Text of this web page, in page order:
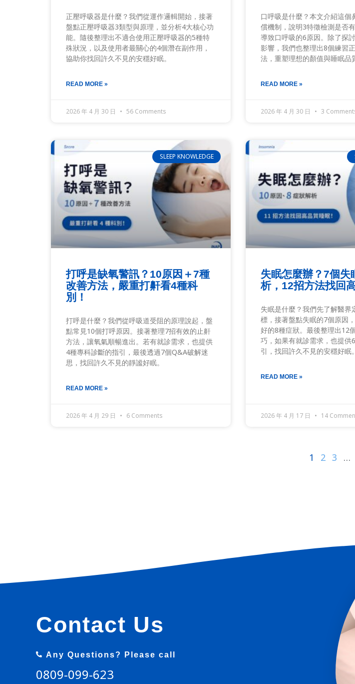
正壓呼吸器是什麼？我們從運作邏輯開始，接著
盤點正壓呼吸器3類型與原理，並分析4大核心功
能。隨後整理出不適合使用正壓呼吸器的5種特
殊狀況，以及使用者最關心的4個潛在副作用，
協助你找回許久不見的安穩好眠。
READ MORE »
2026 年 4 月 30 日 56 Comments
口呼吸是什麼？本文介紹這個
償機制，說明3特徵檢測是否
導致口呼吸的6原因。除了探
影響，我們也整理出8個練習
法，重塑理想的顏值與睡眠品
READ MORE »
2026 年 4 月 30 日 3
SLEEP KNOWLEDGE
打呼是缺氧警訊？10原因＋7種
改善方法，嚴重打鼾看4種科
別！
打呼是什麼？我們從呼吸道受阻的原理說起，盤
點常見10個打呼原因。接著整理7招有效的止鼾
方法，讓氧氣順暢進出。若有就診需求，也提供
4種專科診斷的指引，最後透過7個Q&A破解迷
思，找回許久不見的靜謐好眠。
READ MORE »
2026 年 4 月 29 日 6 Comments
失眠怎麼辦？7個失
析，12招方法找回
失眠是什麼？我們先了解醫界
標，接著盤點失眠的7個原因
好的8種症狀。最後整理出12
巧，如果有就診需求，也提供
引，找回許久不見的安穩好眠。
READ MORE »
2026 年 4 月 17 日 14
1 2 3 …
Contact Us
Any Questions? Please call
0809-099-623